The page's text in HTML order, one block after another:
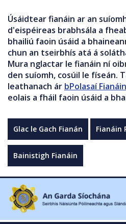
Úsáidtear fianáin ar an
d'eispéireas brabhsála a
bhailiú faoin úsáid a
chun an tseirbhís atá á
Mura nglactar le fianáin ní
den suíomh, cosúil le físeán.
leathanach ár bPolasaí Fianáin
eolais a fháil faoin úsáid a
Glac le Gach Fianán Fianáin
Bainistigh Fianáin